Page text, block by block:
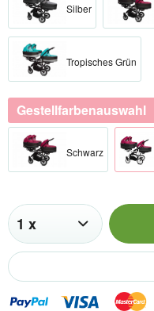
Silber
Tropisches Grün
Gestellfarbenauswahl
Schwarz​